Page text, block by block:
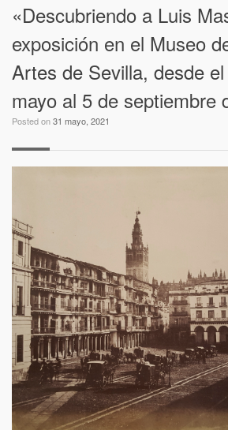
«Descubriendo a Luis
exposición en el Museo
Artes de Sevilla, desde
mayo al 5 de septiembre
Posted on31 mayo, 2021